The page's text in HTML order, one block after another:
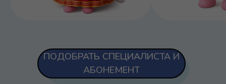
ПОДОБРАТЬ СПЕЦИАЛИСТА И
АБОНЕМЕНТ